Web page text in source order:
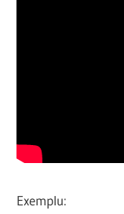
Exemplu: